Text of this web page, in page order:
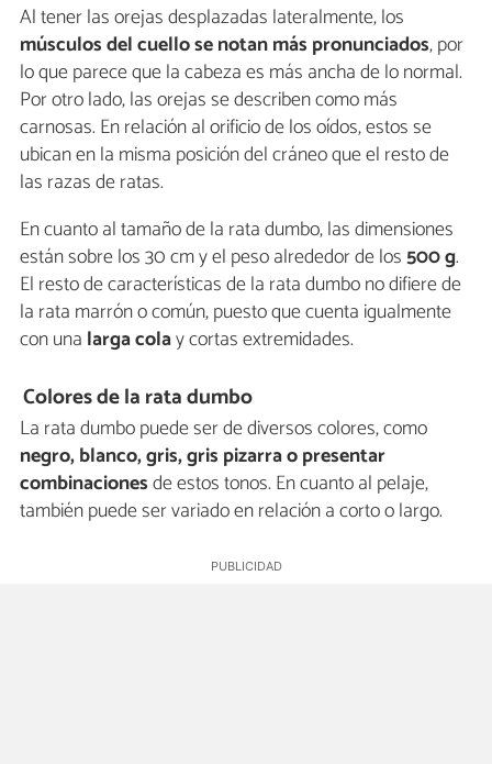
Al tener las orejas desplazadas lateralmente, los
músculos del cuello se notan más pronunciados, por
lo que parece que la cabeza es más ancha de lo normal.
Por otro lado, las orejas se describen como más
carnosas. En relación al orificio de los oídos, estos se
ubican en la misma posición del cráneo que el resto de
las razas de ratas.
En cuanto al tamaño de la rata dumbo, las dimensiones
están sobre los 30 cm y el peso alrededor de los500 g.
El resto de características de la rata dumbo no difiere de
la rata marrón o común, puesto que cuenta igualmente
con una larga colay cortas extremidades.
Colores de la rata dumbo
La rata dumbo puede ser de diversos colores, como
negro, blanco, gris, gris pizarra o presentar
combinacionesde estos tonos. En cuanto al pelaje,
también puede ser variado en relación a corto o largo.